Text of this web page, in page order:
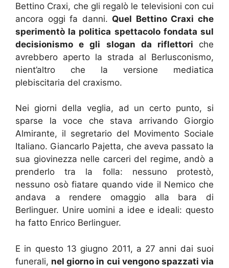
Bettino Craxi, che gli regalò le televisioni con cui
ancora oggi fa danni. Quel Bettino Craxi che
sperimentò la politica spettacolo fondata sul
decisionismo e gli slogan da riflettori che
avrebbero aperto la strada al Berlusconismo,
nient’altro che la versione mediatica
plebiscitaria del craxismo.
Nei giorni della veglia, ad un certo punto, si
sparse la voce che stava arrivando Giorgio
Almirante, il segretario del Movimento Sociale
Italiano. Giancarlo Pajetta, che aveva passato la
sua giovinezza nelle carceri del regime, andò a
prenderlo tra la folla: nessuno protestò,
nessuno osò fiatare quando vide il Nemico che
andava a rendere omaggio alla bara di
Berlinguer. Unire uomini a idee e ideali: questo
ha fatto Enrico Berlinguer.
E in questo 13 giugno 2011, a 27 anni dai suoi
funerali, nel giorno in cui vengono spazzati via